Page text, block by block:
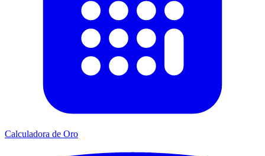
Calculadora de Oro